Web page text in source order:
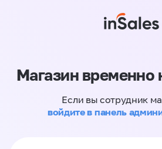
Магазин временно
Если вы сотрудник
войдите в панель